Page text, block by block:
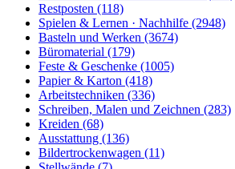
Restposten (118)
Spielen & Lernen · Nachhilfe (2948)
Basteln und Werken (3674)
Büromaterial (179)
Feste & Geschenke (1005)
Papier & Karton (418)
Arbeitstechniken (336)
Schreiben, Malen und Zeichnen (283)
Kreiden (68)
Ausstattung (136)
Bildertrockenwagen (11)